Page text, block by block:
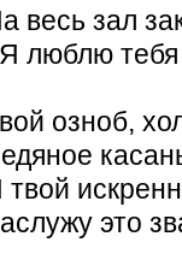
весь зал
люблю
озноб,
твой
это